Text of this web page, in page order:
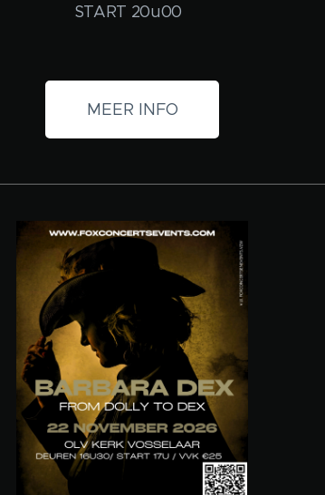
START 20u00
MEER INFO